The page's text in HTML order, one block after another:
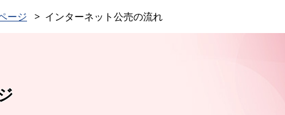
ージ インターネット公売の流れ